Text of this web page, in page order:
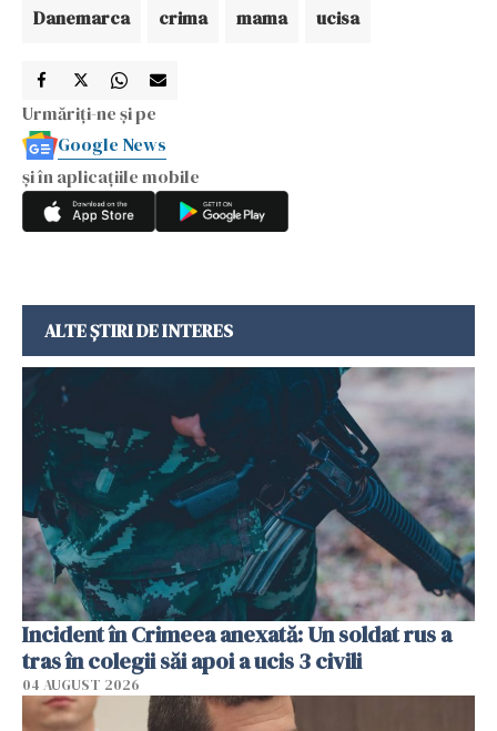
Danemarca crima mama ucisa
Urmăriți-ne și pe
Google News
și în aplicațiile mobile
ALTE ȘTIRI DE INTERES
Incident în Crimeea anexată: Un soldat rus a
tras în colegii săi apoi a ucis 3 civili
04 AUGUST 2026